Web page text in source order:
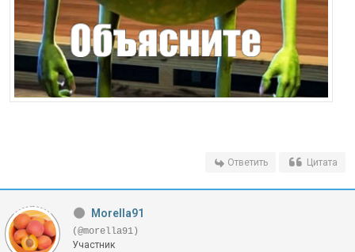
Ответить Цитата
Morella91
(@morella91)
Участник